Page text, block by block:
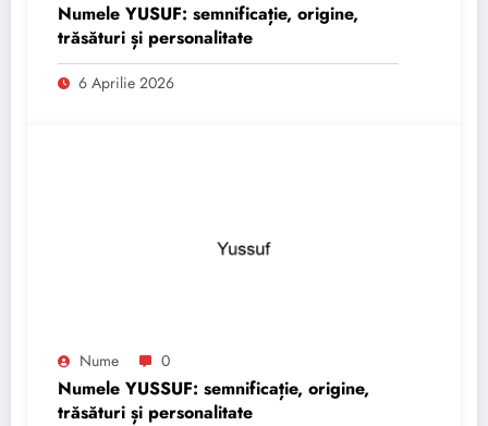
Numele YUSUF: semnificație, origine,
trăsături și personalitate
6 Aprilie 2026
Nume 0
Numele YUSSUF: semnificație, origine,
trăsături și personalitate